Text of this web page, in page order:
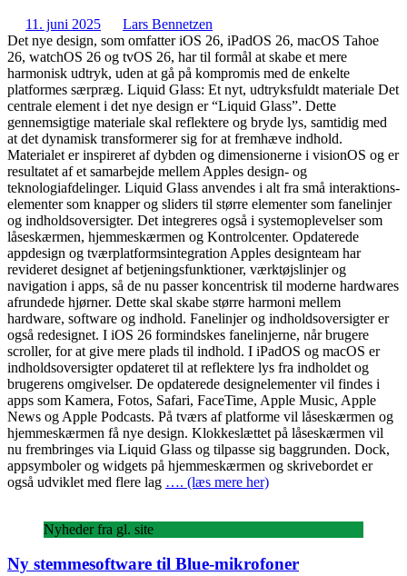
11. juni 2025
Lars Bennetzen
Det nye design, som omfatter iOS 26, iPadOS 26, macOS Tahoe
26, watchOS 26 og tvOS 26, har til formål at skabe et mere
harmonisk udtryk, uden at gå på kompromis med de enkelte
platformes særpræg. Liquid Glass: Et nyt, udtryksfuldt materiale Det
centrale element i det nye design er “Liquid Glass”. Dette
gennemsigtige materiale skal reflektere og bryde lys, samtidig med
at det dynamisk transformerer sig for at fremhæve indhold.
Materialet er inspireret af dybden og dimensionerne i visionOS og er
resultatet af et samarbejde mellem Apples design- og
teknologiafdelinger. Liquid Glass anvendes i alt fra små interaktions-
elementer som knapper og sliders til større elementer som fanelinjer
og indholdsoversigter. Det integreres også i systemoplevelser som
låseskærmen, hjemmeskærmen og Kontrolcenter. Opdaterede
appdesign og tværplatformsintegration Apples designteam har
revideret designet af betjeningsfunktioner, værktøjslinjer og
navigation i apps, så de nu passer koncentrisk til moderne hardwares
afrundede hjørner. Dette skal skabe større harmoni mellem
hardware, software og indhold. Fanelinjer og indholdsoversigter er
også redesignet. I iOS 26 formindskes fanelinjerne, når brugere
scroller, for at give mere plads til indhold. I iPadOS og macOS er
indholdsoversigter opdateret til at reflektere lys fra indholdet og
brugerens omgivelser. De opdaterede designelementer vil findes i
apps som Kamera, Fotos, Safari, FaceTime, Apple Music, Apple
News og Apple Podcasts. På tværs af platforme vil låseskærmen og
hjemmeskærmen få nye design. Klokkeslættet på låseskærmen vil
nu frembringes via Liquid Glass og tilpasse sig baggrunden. Dock,
appsymboler og widgets på hjemmeskærmen og skrivebordet er
også udviklet med flere lag …. (læs mere her)
Nyheder fra gl. site
Ny stemmesoftware til Blue-mikrofoner